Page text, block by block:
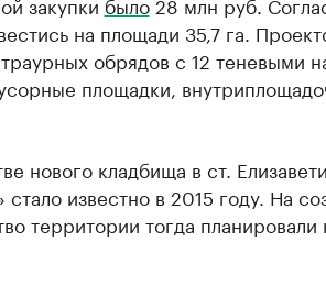
на площади 35,7 га.
обрядов с 12 теневыми
площадки,
нового кладбища в ст.
стало известно в 2015 году. На
территории тогда